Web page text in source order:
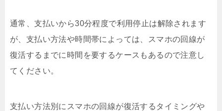
通常、支払いから30分程度で利用停止は解除されます
が、支払い方法や時間帯によっては、スマホの回線が
復活するまでに時間を要するケースもあるので注意し
てください。
支払い方法別にスマホの回線が復活するタイミングや